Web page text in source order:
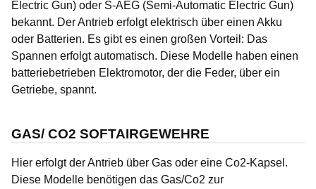
Electric Gun) oder S-AEG (Semi-Automatic Electric Gun)
bekannt. Der Antrieb erfolgt elektrisch über einen Akku
oder Batterien. Es gibt es einen großen Vorteil: Das
Spannen erfolgt automatisch. Diese Modelle haben einen
batteriebetrieben Elektromotor, der die Feder, über ein
Getriebe, spannt.
GAS/ CO2 SOFTAIRGEWEHRE
Hier erfolgt der Antrieb über Gas oder eine Co2-Kapsel.
Diese Modelle benötigen das Gas/Co2 zur